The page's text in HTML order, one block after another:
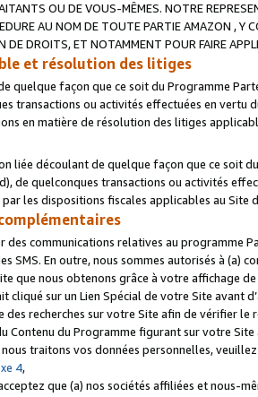
OU DE VOUS-MÊMES. NOTRE
AU NOM DE TOUTE PARTIE AMAZON , Y
DE DROITS, ET NOTAMMENT POUR FAIRE
et résolution des litiges
quelque façon que ce soit du Programme
transactions ou activités effectuées en vertu
en matière de résolution des litiges
liée découlant de quelque façon que ce soit
de quelconques transactions ou activités
les dispositions fiscales applicables au Site
des communications relatives au programme
SMS. En outre, nous sommes autorisés à
que nous obtenons grâce à votre affichage
cliqué sur un Lien Spécial de votre Site avant
des recherches sur votre Site afin de vérifier
Contenu du Programme figurant sur votre
traitons vos données personnelles,
4,
que (a) nos sociétés affiliées et nous-